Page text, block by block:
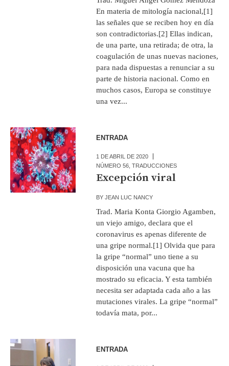
En materia de mitología nacional,[1]
las señales que se reciben hoy en día
son contradictorias.[2] Ellas indican,
de una parte, una retirada; de otra, la
coagulación de unas nuevas naciones,
para nada dispuestas a renunciar a su
parte de historia nacional. Como en
muchos casos, Europa se constituye
una vez...
ENTRADA
1 DE ABRIL DE 2020
NÚMERO 56 ,TRADUCCIONES
Excepción viral
BYJEAN LUC NANCY
Trad. Maria Konta Giorgio Agamben,
un viejo amigo, declara que el
coronavirus es apenas diferente de
una gripe normal.[1] Olvida que para
la gripe “normal” uno tiene a su
disposición una vacuna que ha
mostrado su eficacia. Y esta también
necesita ser adaptada cada año a las
mutaciones virales. La gripe “normal”
todavía mata, por...
ENTRADA